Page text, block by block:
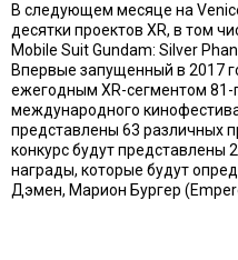
В следующем месяце на
десятки проектов XR, в том
Mobile Suit Gundam: Silver
Впервые запущенный в 2017
ежегодным XR-сегментом 81-
международного
представлены 63 различных
конкурс будут представлены
награды, которые будут
Дэмен, Марион Бургер